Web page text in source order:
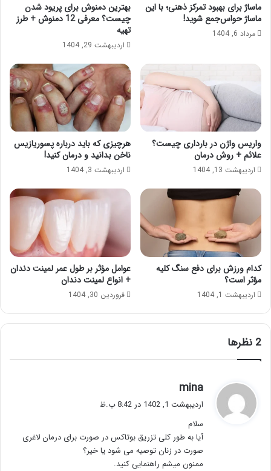
ماساژ برای بهبود تمرکز ذهنی؛ با این
ماساژ حواس‌جمع شوید!
مرداد 6, 1404
بهترین دمنوش برای پریود شدن
چیست؟ معرفی 12 دمنوش + طرز
تهیه
اردیبهشت 29, 1404
واریس واژن در بارداری چیست؟
علائم + روش درمان
اردیبهشت 13, 1404
هرچیزی که باید درباره پسوریازیس
ناخن بدانید و درمان کنید!
اردیبهشت 3, 1404
کدام ورزش برای دفع سنگ کلیه
مؤثر است؟
اردیبهشت 1, 1404
عوامل مؤثر بر طول عمر لمینت دندان
+ انواع لمینت دندان
فروردین 30, 1404
‫2 نظرها
mina
اردیبهشت 1, 1402 در 8:42 ب.ظ
سلام
آیا به طور کلی تزریق بوتاکس در صورت برای درمان لاغری
صورت در زنان توصیه می شود یا خیر؟
ممنون میشم راهنمایی کنید.